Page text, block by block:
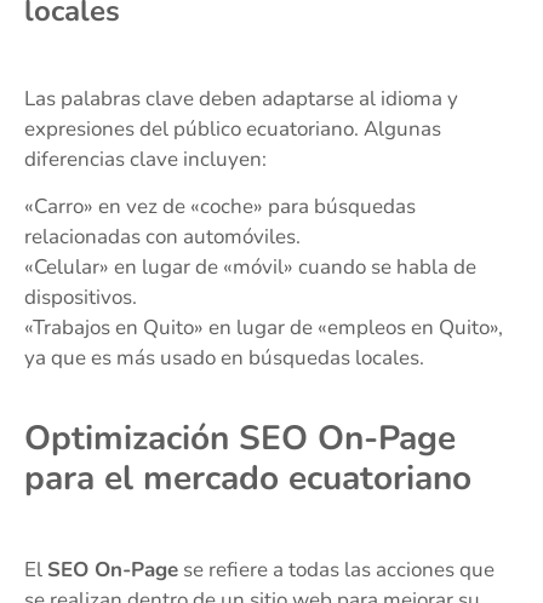
locales
Las palabras clave deben adaptarse al idioma y
expresiones del público ecuatoriano. Algunas
diferencias clave incluyen:
«Carro» en vez de «coche» para búsquedas
relacionadas con automóviles.
«Celular» en lugar de «móvil» cuando se habla de
dispositivos.
«Trabajos en Quito» en lugar de «empleos en Quito»,
ya que es más usado en búsquedas locales.
Optimización SEO On-Page
para el mercado ecuatoriano
El SEO On-Page se refiere a todas las acciones que